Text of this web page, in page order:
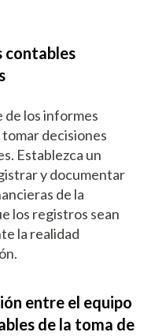
contables
de los informes
decisiones
Establezca un
y documentar
de la
los registros sean
la realidad
entre el equipo
de la toma de